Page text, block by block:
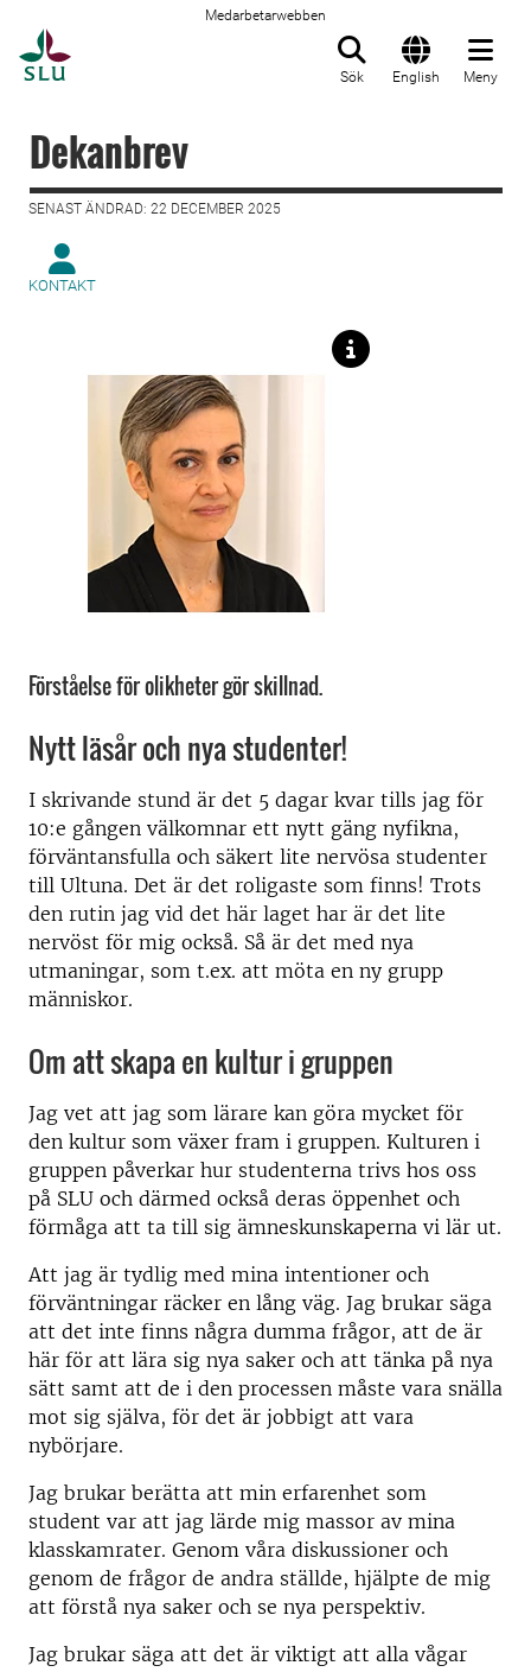
Medarbetarwebben
Sök English Meny
Dekanbrev
SENAST ÄNDRAD: 22 DECEMBER 2025
KONTAKT
Förståelse för olikheter gör skillnad.
Nytt läsår och nya studenter!
I skrivande stund är det 5 dagar kvar tills jag för
10:e gången välkomnar ett nytt gäng nyfikna,
förväntansfulla och säkert lite nervösa studenter
till Ultuna. Det är det roligaste som finns! Trots
den rutin jag vid det här laget har är det lite
nervöst för mig också. Så är det med nya
utmaningar, som t.ex. att möta en ny grupp
människor.
Om att skapa en kultur i gruppen
Jag vet att jag som lärare kan göra mycket för
den kultur som växer fram i gruppen. Kulturen i
gruppen påverkar hur studenterna trivs hos oss
på SLU och därmed också deras öppenhet och
förmåga att ta till sig ämneskunskaperna vi lär ut.
Att jag är tydlig med mina intentioner och
förväntningar räcker en lång väg. Jag brukar säga
att det inte finns några dumma frågor, att de är
här för att lära sig nya saker och att tänka på nya
sätt samt att de i den processen måste vara snälla
mot sig själva, för det är jobbigt att vara
nybörjare.
Jag brukar berätta att min erfarenhet som
student var att jag lärde mig massor av mina
klasskamrater. Genom våra diskussioner och
genom de frågor de andra ställde, hjälpte de mig
att förstå nya saker och se nya perspektiv.
Jag brukar säga att det är viktigt att alla vågar